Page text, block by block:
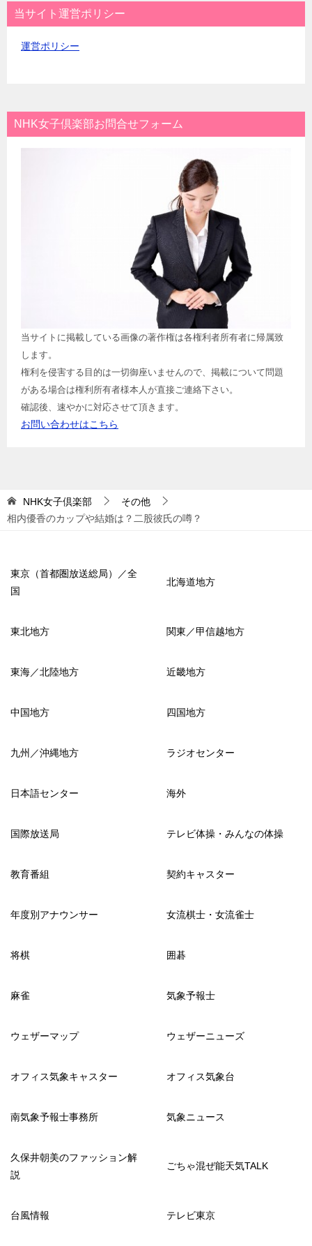
当サイト運営ポリシー
運営ポリシー
NHK女子倶楽部お問合せフォーム
当サイトに掲載している画像の著作権は各権利者所有者に帰属致
します。
権利を侵害する目的は一切御座いませんので、掲載について問題
がある場合は権利所有者様本人が直接ご連絡下さい。
確認後、速やかに対応させて頂きます。
お問い合わせはこちら
NHK女子倶楽部
その他
相内優香のカップや結婚は？二股彼氏の噂？
東京（首都圏放送総局）／全
国
北海道地方
東北地方 関東／甲信越地方
東海／北陸地方 近畿地方
中国地方 四国地方
九州／沖縄地方 ラジオセンター
日本語センター 海外
国際放送局 テレビ体操・みんなの体操
教育番組 契約キャスター
年度別アナウンサー 女流棋士・女流雀士
将棋 囲碁
麻雀 気象予報士
ウェザーマップ ウェザーニューズ
オフィス気象キャスター オフィス気象台
南気象予報士事務所 気象ニュース
久保井朝美のファッション解
説
ごちゃ混ぜ能天気TALK
台風情報 テレビ東京